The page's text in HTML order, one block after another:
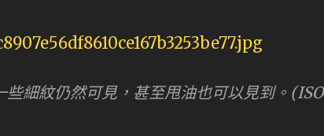
細紋仍然可見，甚至甩油也可以見到。(ISO